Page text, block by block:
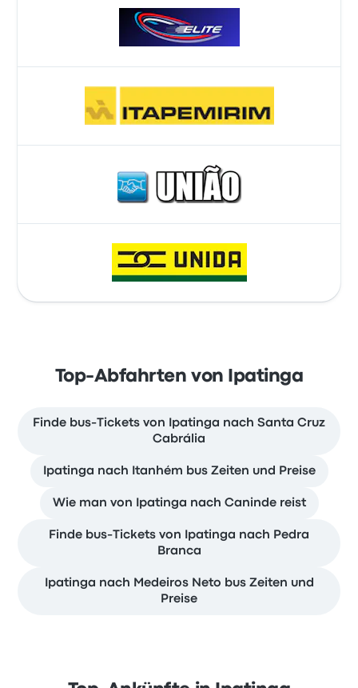
Top-Abfahrten von Ipatinga
Finde bus-Tickets von Ipatinga nach Santa Cruz
Cabrália
Ipatinga nach Itanhém bus Zeiten und Preise
Wie man von Ipatinga nach Caninde reist
Finde bus-Tickets von Ipatinga nach Pedra
Branca
Ipatinga nach Medeiros Neto bus Zeiten und
Preise